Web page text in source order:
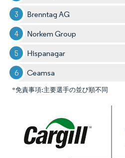
Brenntag AG
Norkem Group
Hispanagar
Ceamsa
*免責事項:主要選手の並び順不同